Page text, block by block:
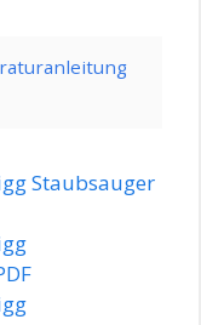
Staubsauger